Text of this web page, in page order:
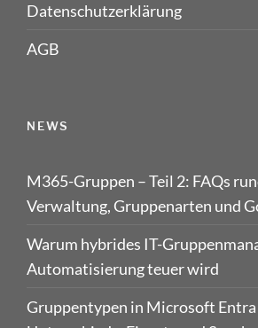
Datenschutzerklärung
AGB
NEWS
M365-Gruppen – Teil 2: FAQs
Verwaltung, Gruppenarten und
Warum hybrides IT-
Automatisierung teuer wird
Gruppentypen in Microsoft